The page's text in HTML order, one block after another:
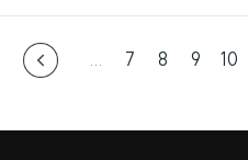
... 7 8 9 10